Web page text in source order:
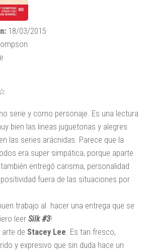
18/03/2015
serie y como personaje. Es una lectura
bien las lineas juguetonas y alegres
las series arácnidas. Parece que la
era super simpática, porque aparte
entregó carisma, personalidad
fuera de las situaciones por
trabajo al hacer una entrega que se
leer Silk #3!
de Stacey Lee. Es tan fresco,
y expresivo que sin duda hace un